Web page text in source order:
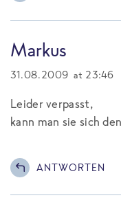
Markus
31.08.2009 at 23:46
Leider verpasst,
kann man sie sich
ANTWORTEN